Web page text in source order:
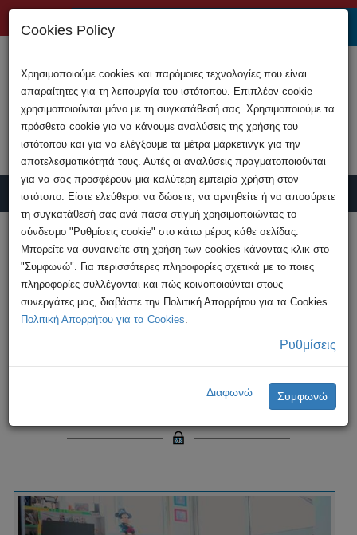
Υποβολή Καταγγελίας
HOME
Ανακοινώσεις
Διεθνή Ημέρα Ασφαλούς Διαδικτύου 2026 -
Δράση 2
Διεθνή Ημέρα Ασφαλούς
Διαδικτύου 2026 - Δράση 2
Cookies Policy
Χρησιμοποιούμε cookies και παρόμοιες τεχνολογίες που είναι
απαραίτητες για τη λειτουργία του ιστότοπου. Επιπλέον cookie
χρησιμοποιούνται μόνο με τη συγκατάθεσή σας. Χρησιμοποιούμε τα
πρόσθετα cookie για να κάνουμε αναλύσεις της χρήσης του
ιστότοπου και για να ελέγξουμε τα μέτρα μάρκετινγκ για την
αποτελεσματικότητά τους. Αυτές οι αναλύσεις πραγματοποιούνται
για να σας προσφέρουν μια καλύτερη εμπειρία χρήστη στον
ιστότοπο. Είστε ελεύθεροι να δώσετε, να αρνηθείτε ή να αποσύρετε
τη συγκατάθεσή σας ανά πάσα στιγμή χρησιμοποιώντας το
σύνδεσμο "Ρυθμίσεις cookie" στο κάτω μέρος κάθε σελίδας.
Μπορείτε να συναινείτε στη χρήση των cookies κάνοντας κλικ στο
"Συμφωνώ". Για περισσότερες πληροφορίες σχετικά με το ποιες
πληροφορίες συλλέγονται και πώς κοινοποιούνται στους
συνεργάτες μας, διαβάστε την Πολιτική Απορρήτου για τα Cookies
Πολιτική Απορρήτου για τα Cookies.
Ρυθμίσεις
Διαφωνώ Συμφωνώ